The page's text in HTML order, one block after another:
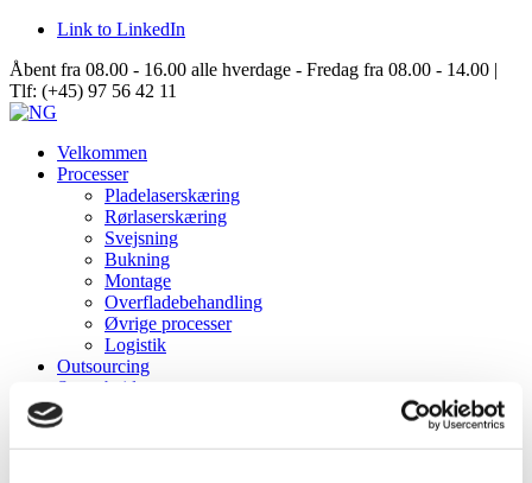
Link to LinkedIn
Åbent fra 08.00 - 16.00 alle hverdage - Fredag fra 08.00 - 14.00 |
Tlf: (+45) 97 56 42 11
Velkommen
Processer
Pladelaserskæring
Rørlaserskæring
Svejsning
Bukning
Montage
Overfladebehandling
Øvrige processer
Logistik
Outsourcing
Samarbejde
Data Center Solutions
Aisle Containment